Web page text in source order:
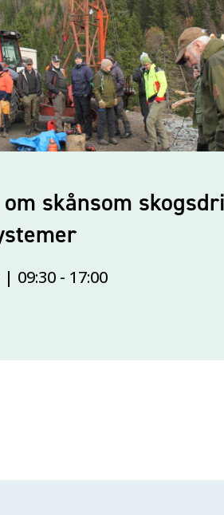
skånsom
09:30 - 17:00